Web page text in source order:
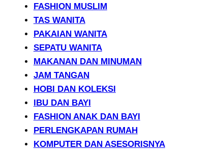
FASHION MUSLIM
TAS WANITA
PAKAIAN WANITA
SEPATU WANITA
MAKANAN DAN MINUMAN
JAM TANGAN
HOBI DAN KOLEKSI
IBU DAN BAYI
FASHION ANAK DAN BAYI
PERLENGKAPAN RUMAH
KOMPUTER DAN ASESORISNYA